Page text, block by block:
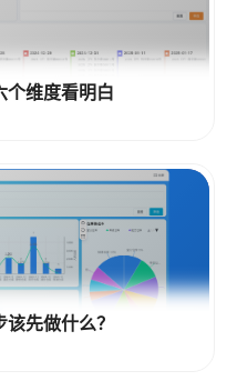
个维度看明白
先做什么？